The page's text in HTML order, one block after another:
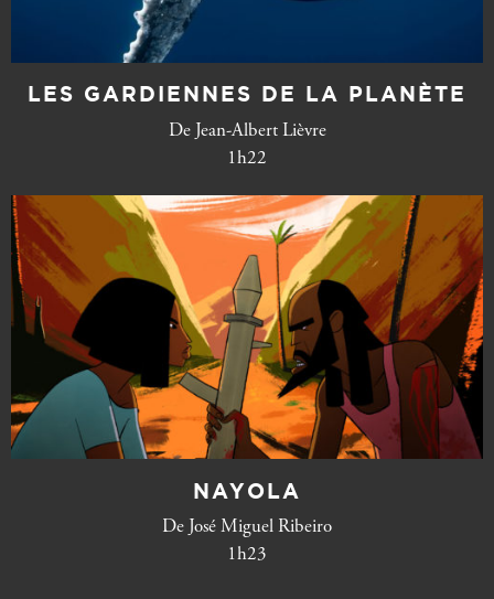
LES GARDIENNES DE LA PLANÈTE
De Jean-Albert Lièvre
1h22
NAYOLA
De José Miguel Ribeiro
1h23